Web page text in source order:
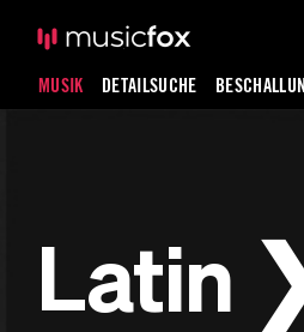
MUSIK DETAILSUCHE
Latin